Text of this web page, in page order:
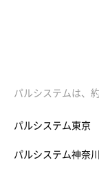
パルシステムは、
パルシステム東京
パルシステム神奈川